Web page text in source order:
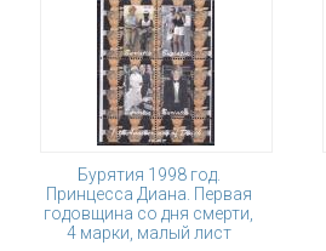
Бурятия 1998 год.
Принцесса Диана. Первая
годовщина со дня смерти,
4 марки, малый лист